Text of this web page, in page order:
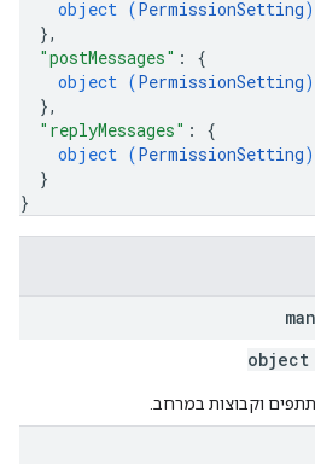
object (PermissionSetting)
},
"postMessages" : {
object (PermissionSetting)
},
"replyMessages" : {
object (PermissionSetting)
}
}
וקבוצות במרחב.